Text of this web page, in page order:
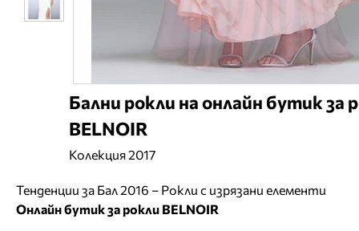
Бални рокли на онлайн бутик за
BELNOIR
Колекция 2017
Тенденции за Бал 2016 – Рокли с изрязани елементи
Онлайн бутик за рокли BELNOIR